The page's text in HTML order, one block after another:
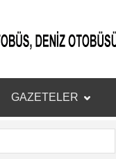
GAZETELER